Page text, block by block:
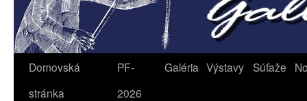
Domovská
stránka
PF-
2026
Galéria Výstavy Súťaže